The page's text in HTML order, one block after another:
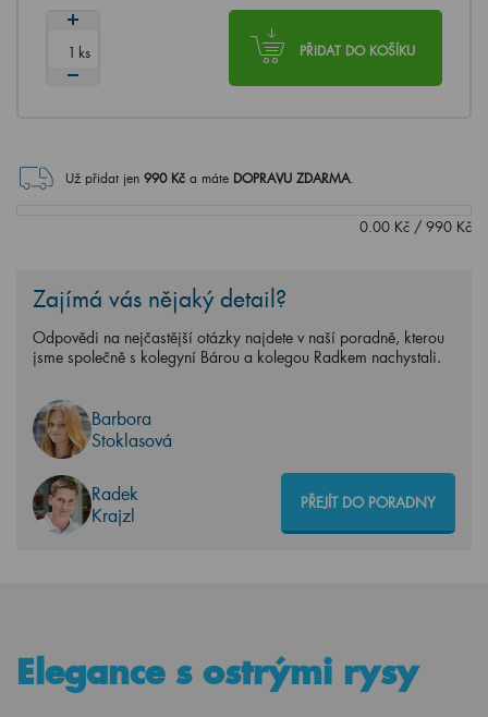
PŘIDAT DO KOŠÍKU
ks
Už přidat jen 990Kč a máte DOPRAVU ZDARMA.
0.00 Kč / 990 Kč
Zajímá vás nějaký detail?
Odpovědi na nejčastější otázky najdete v naší poradně, kterou
jsme společně s kolegyní Bárou a kolegou Radkem nachystali.
Barbora
Stoklasová
Radek
Krajzl
PŘEJÍT DO PORADNY
Elegance s ostrými rysy